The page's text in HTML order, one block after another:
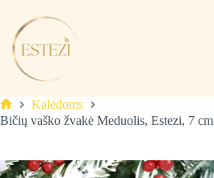
content
Pagrindinis
Kalėdoms
Bičių vaško žvakė Meduolis, Estezi, 7 cm